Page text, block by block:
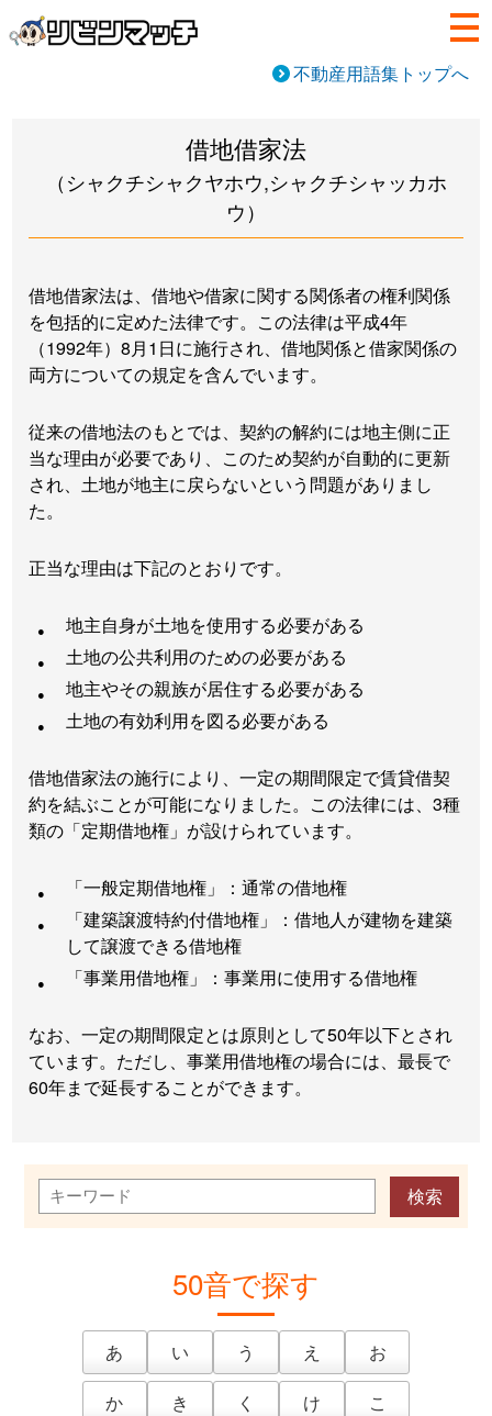
不動産用語集トップへ
借地借家法
（シャクチシャクヤホウ,シャクチシャッカホ
ウ）
借地借家法は、借地や借家に関する関係者の権利関係
を包括的に定めた法律です。この法律は平成4年
（1992年）8月1日に施行され、借地関係と借家関係の
両方についての規定を含んでいます。
従来の借地法のもとでは、契約の解約には地主側に正
当な理由が必要であり、このため契約が自動的に更新
され、土地が地主に戻らないという問題がありまし
た。
正当な理由は下記のとおりです。
地主自身が土地を使用する必要がある
土地の公共利用のための必要がある
地主やその親族が居住する必要がある
土地の有効利用を図る必要がある
借地借家法の施行により、一定の期間限定で賃貸借契
約を結ぶことが可能になりました。この法律には、3種
類の「定期借地権」が設けられています。
「一般定期借地権」：通常の借地権
「建築譲渡特約付借地権」：借地人が建物を建築
して譲渡できる借地権
「事業用借地権」：事業用に使用する借地権
なお、一定の期間限定とは原則として50年以下とされ
ています。ただし、事業用借地権の場合には、最長で
60年まで延長することができます。
50音で探す
あ い う え
お
か
き く け
こ